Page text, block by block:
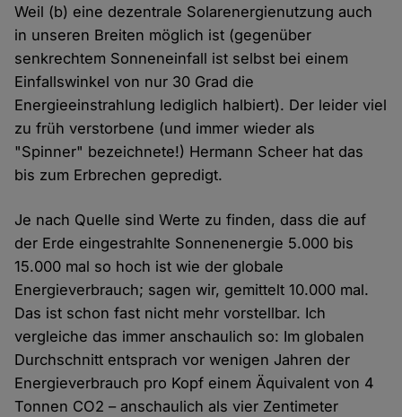
Weil (b) eine dezentrale Solarenergienutzung auch
in unseren Breiten möglich ist (gegenüber
senkrechtem Sonneneinfall ist selbst bei einem
Einfallswinkel von nur 30 Grad die
Energieeinstrahlung lediglich halbiert). Der leider viel
zu früh verstorbene (und immer wieder als
"Spinner" bezeichnete!) Hermann Scheer hat das
bis zum Erbrechen gepredigt.
Je nach Quelle sind Werte zu finden, dass die auf
der Erde eingestrahlte Sonnenenergie 5.000 bis
15.000 mal so hoch ist wie der globale
Energieverbrauch; sagen wir, gemittelt 10.000 mal.
Das ist schon fast nicht mehr vorstellbar. Ich
vergleiche das immer anschaulich so: Im globalen
Durchschnitt entsprach vor wenigen Jahren der
Energieverbrauch pro Kopf einem Äquivalent von 4
Tonnen CO2 – anschaulich als vier Zentimeter